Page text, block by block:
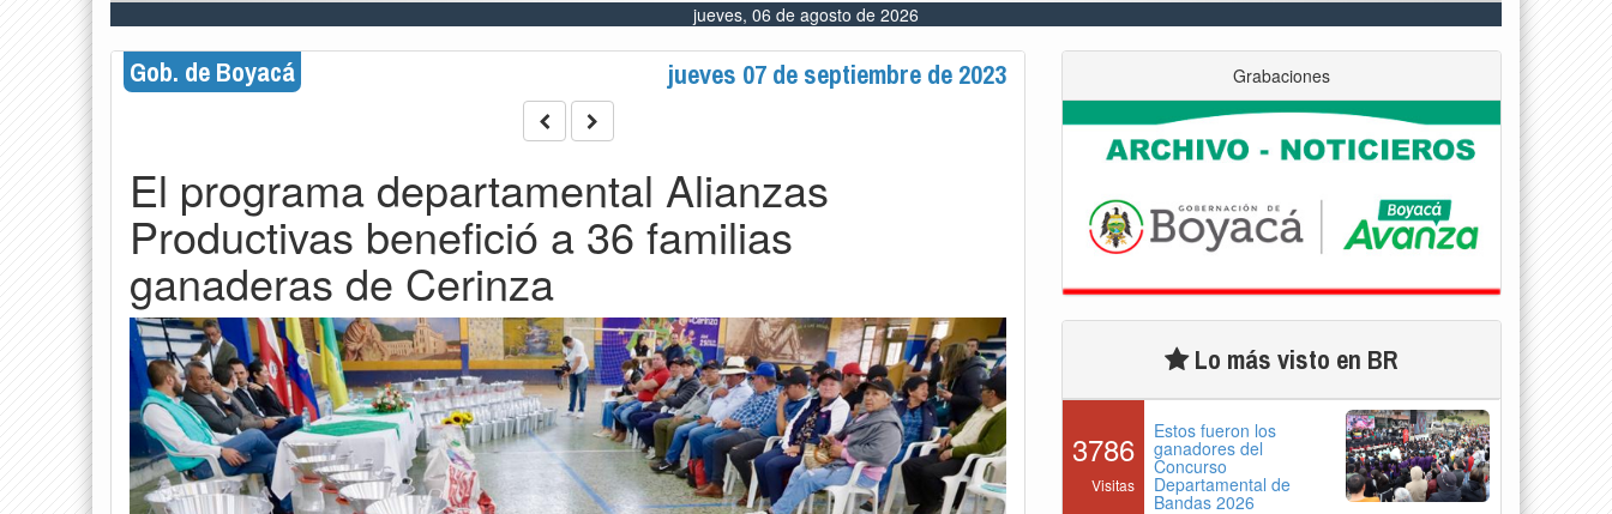
jueves, 06 de agosto de 2026
Gob. de Boyacá jueves 07 de septiembre de 2023
El programa departamental Alianzas
Productivas benefició a 36 familias
ganaderas de Cerinza
Grabaciones
Lo más visto en BR
3786
Visitas
Estos fueron los
ganadores del
Concurso
Departamental de
Bandas 2026